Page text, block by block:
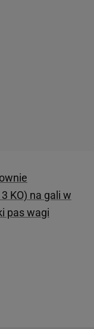
KO) na gali w
pas wagi